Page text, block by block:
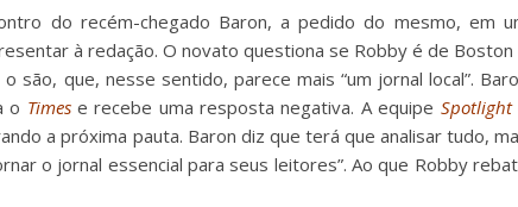
do recém-chegado Baron, a pedido do mesmo, em
à redação. O novato questiona se Robby é de Boston
são, que, nesse sentido, parece mais “um jornal local”.
o Times e recebe uma resposta negativa. A equipe Spotlight
a próxima pauta. Baron diz que terá que analisar tudo,
o jornal essencial para seus leitores”. Ao que Robby